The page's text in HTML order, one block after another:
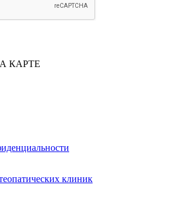
КАРТЕ